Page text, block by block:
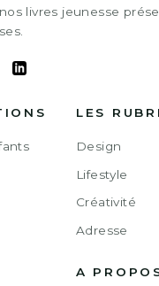
livres jeunesse
LES
Design
Lifestyle
Créativité
Adresse
A